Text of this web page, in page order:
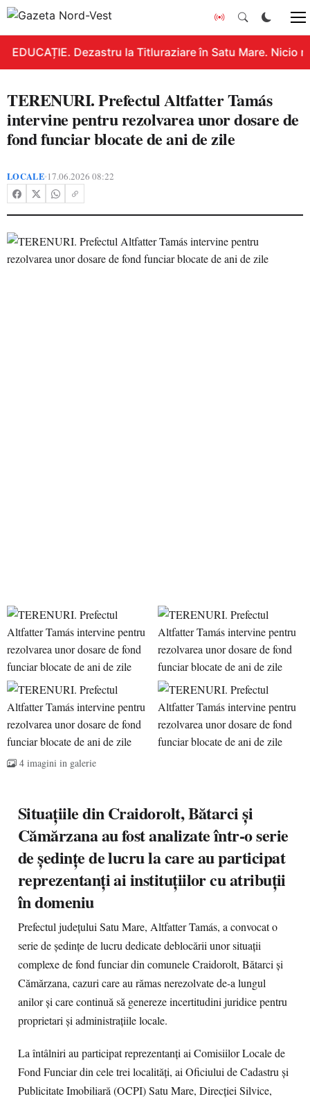
EDUCAȚIE. Dezastru la Titluraziare în Satu Mare. Nicio
TERENURI. Prefectul Altfatter Tamás
intervine pentru rezolvarea unor dosare de
fond funciar blocate de ani de zile
LOCALE•17.06.2026 08:22
4 imagini in galerie
Situațiile din Craidorolt, Bătarci și
Cămărzana au fost analizate într-o serie
de ședințe de lucru la care au participat
reprezentanți ai instituțiilor cu atribuții
în domeniu
Prefectul județului Satu Mare, Altfatter Tamás, a convocat o
serie de ședințe de lucru dedicate deblocării unor situații
complexe de fond funciar din comunele Craidorolt, Bătarci și
Cămărzana, cazuri care au rămas nerezolvate de-a lungul
anilor și care continuă să genereze incertitudini juridice pentru
proprietari și administrațiile locale.
La întâlniri au participat reprezentanți ai Comisiilor Locale de
Fond Funciar din cele trei localități, ai Oficiului de Cadastru și
Publicitate Imobiliară (OCPI) Satu Mare, Direcției Silvice,